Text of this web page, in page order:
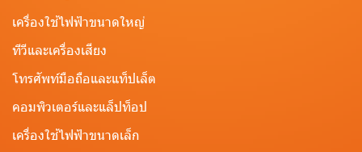
เครื่องใช้ไฟฟ้าขนาดใหญ่
ทีวีและเครื่องเสียง
โทรศัพท์มือถือและแท็ปเล็ต
คอมพิวเตอร์และแล็ปท็อป
เครื่องใช้ไฟฟ้าขนาดเล็ก